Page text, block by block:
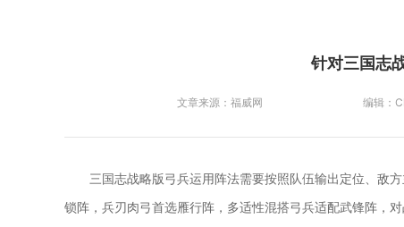
针对三国志
文章来源： 福威网 编辑：
三国志战略版弓兵运用阵法需要按照队伍输出定位、敌
锁阵，兵刃肉弓首选雁行阵，多适性混搭弓兵适配武锋阵，